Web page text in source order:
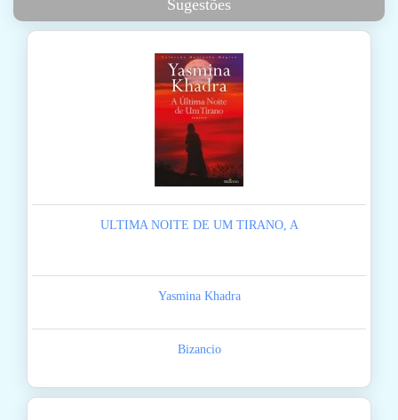
Sugestões
ULTIMA NOITE DE UM TIRANO, A
Yasmina Khadra
Bizancio